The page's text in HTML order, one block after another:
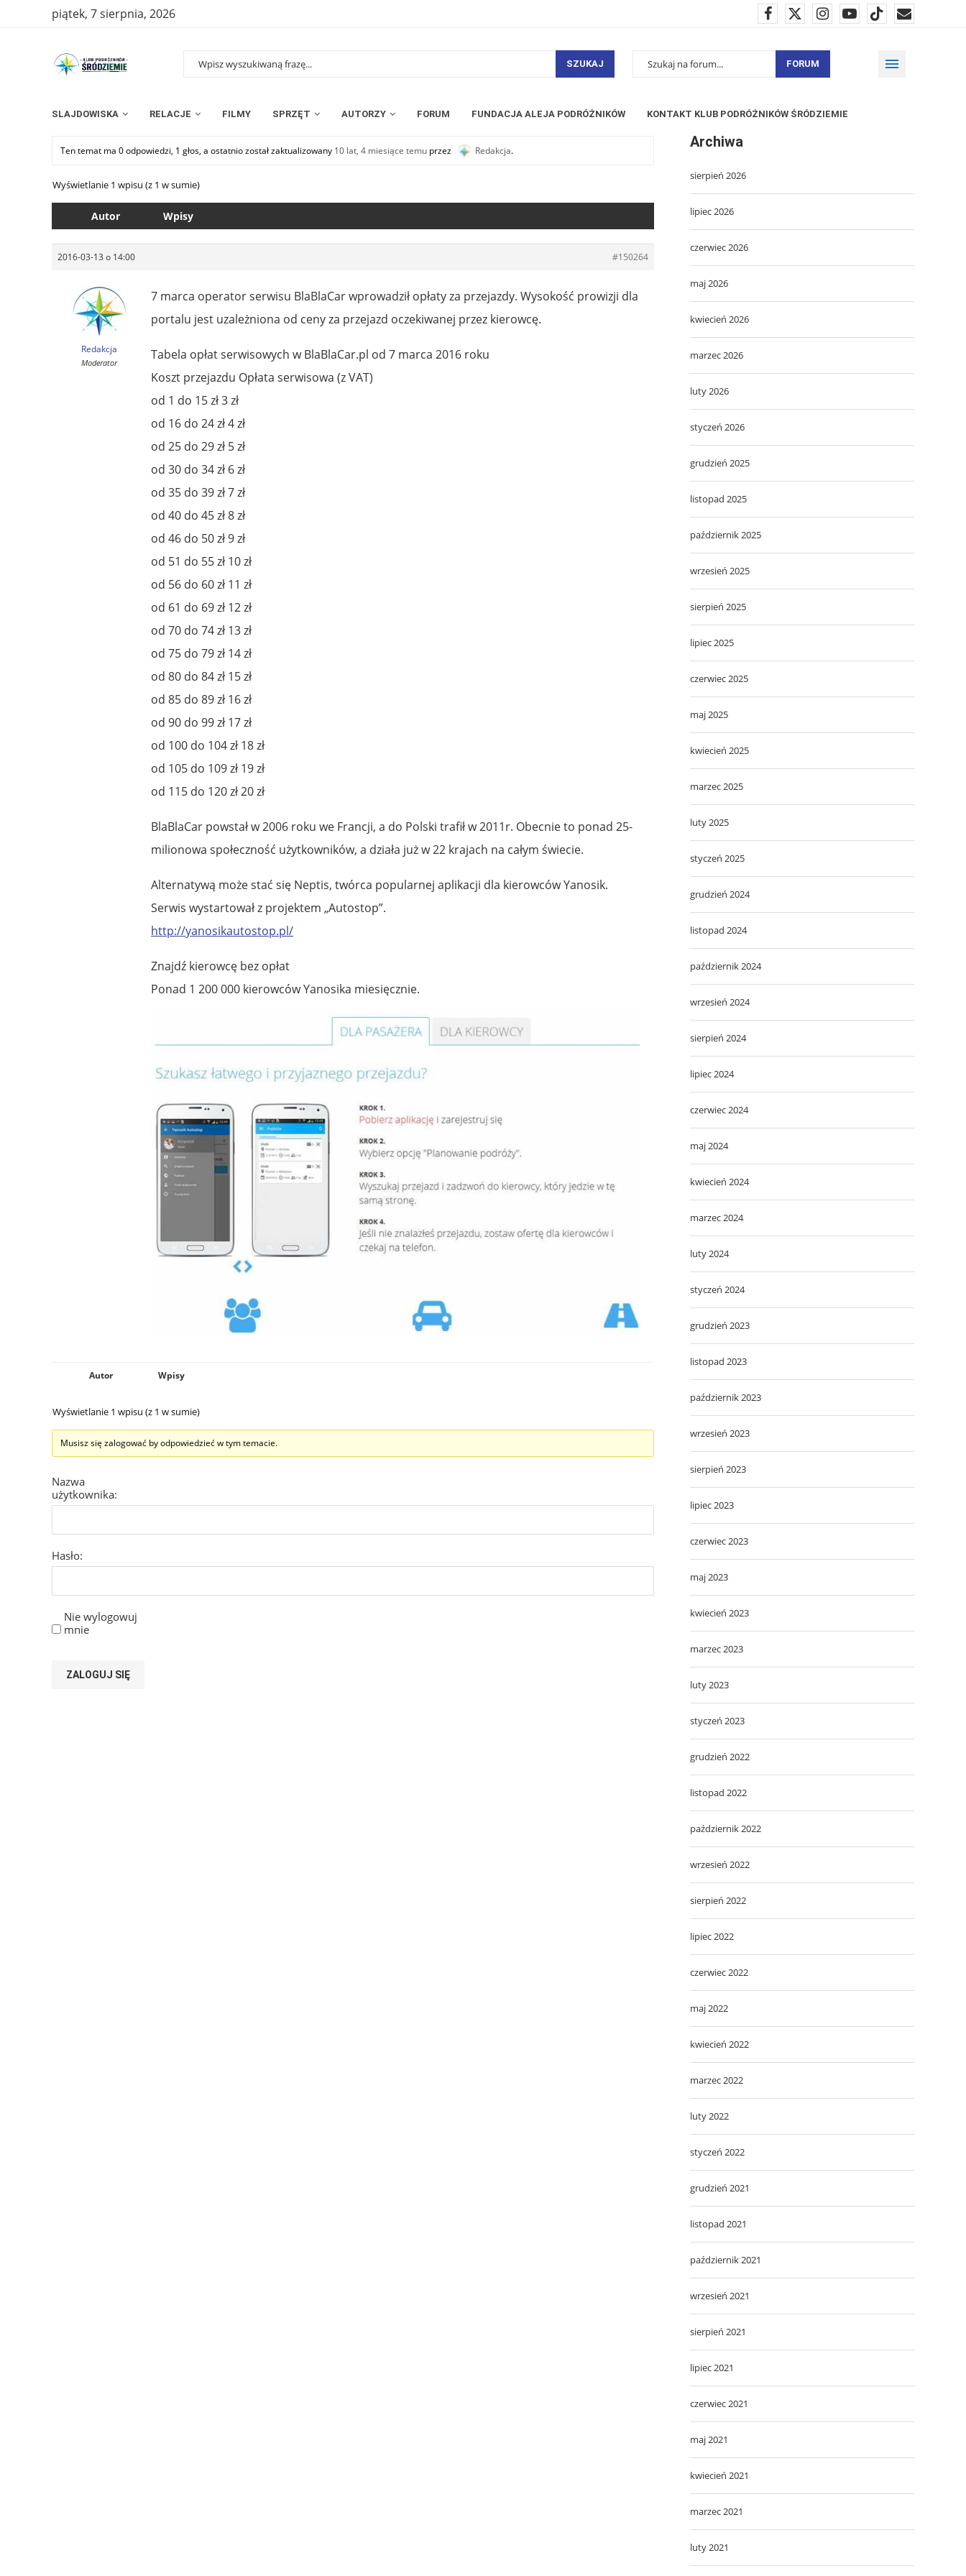
piątek, 7 sierpnia, 2026
SZUKAJ FORUM
SLAJDOWISKA RELACJE FILMY SPRZĘT AUTORZY FORUM FUNDACJA ALEJA PODRÓŻNIKÓW KONTAKT KLUB PODRÓŻNIKÓW ŚRÓDZIEMIE
Ten temat ma 0 odpowiedzi, 1 głos, a ostatnio został zaktualizowany 10 lat, 4 miesiące temu przez Redakcja.
Wyświetlanie 1 wpisu (z 1 w sumie)
Autor Wpisy
2016-03-13 o 14:00 #150264
Redakcja
Moderator
7 marca operator serwisu BlaBlaCar wprowadził opłaty za przejazdy. Wysokość prowizji dla
portalu jest uzależniona od ceny za przejazd oczekiwanej przez kierowcę.
Tabela opłat serwisowych w BlaBlaCar.pl od 7 marca 2016 roku
Koszt przejazdu Opłata serwisowa (z VAT)
od 1 do 15 zł 3 zł
od 16 do 24 zł 4 zł
od 25 do 29 zł 5 zł
od 30 do 34 zł 6 zł
od 35 do 39 zł 7 zł
od 40 do 45 zł 8 zł
od 46 do 50 zł 9 zł
od 51 do 55 zł 10 zł
od 56 do 60 zł 11 zł
od 61 do 69 zł 12 zł
od 70 do 74 zł 13 zł
od 75 do 79 zł 14 zł
od 80 do 84 zł 15 zł
od 85 do 89 zł 16 zł
od 90 do 99 zł 17 zł
od 100 do 104 zł 18 zł
od 105 do 109 zł 19 zł
od 115 do 120 zł 20 zł
BlaBlaCar powstał w 2006 roku we Francji, a do Polski trafił w 2011r. Obecnie to ponad 25-
milionowa społeczność użytkowników, a działa już w 22 krajach na całym świecie.
Alternatywą może stać się Neptis, twórca popularnej aplikacji dla kierowców Yanosik.
Serwis wystartował z projektem „Autostop”.
http://yanosikautostop.pl/
Znajdź kierowcę bez opłat
Ponad 1 200 000 kierowców Yanosika miesięcznie.
Autor Wpisy
Wyświetlanie 1 wpisu (z 1 w sumie)
Musisz się zalogować by odpowiedzieć w tym temacie.
Nazwa
użytkownika:
Hasło:
Nie wylogowuj
mnie
ZALOGUJ SIĘ
Archiwa
sierpień 2026
lipiec 2026
czerwiec 2026
maj 2026
kwiecień 2026
marzec 2026
luty 2026
styczeń 2026
grudzień 2025
listopad 2025
październik 2025
wrzesień 2025
sierpień 2025
lipiec 2025
czerwiec 2025
maj 2025
kwiecień 2025
marzec 2025
luty 2025
styczeń 2025
grudzień 2024
listopad 2024
październik 2024
wrzesień 2024
sierpień 2024
lipiec 2024
czerwiec 2024
maj 2024
kwiecień 2024
marzec 2024
luty 2024
styczeń 2024
grudzień 2023
listopad 2023
październik 2023
wrzesień 2023
sierpień 2023
lipiec 2023
czerwiec 2023
maj 2023
kwiecień 2023
marzec 2023
luty 2023
styczeń 2023
grudzień 2022
listopad 2022
październik 2022
wrzesień 2022
sierpień 2022
lipiec 2022
czerwiec 2022
maj 2022
kwiecień 2022
marzec 2022
luty 2022
styczeń 2022
grudzień 2021
listopad 2021
październik 2021
wrzesień 2021
sierpień 2021
lipiec 2021
czerwiec 2021
maj 2021
kwiecień 2021
marzec 2021
luty 2021